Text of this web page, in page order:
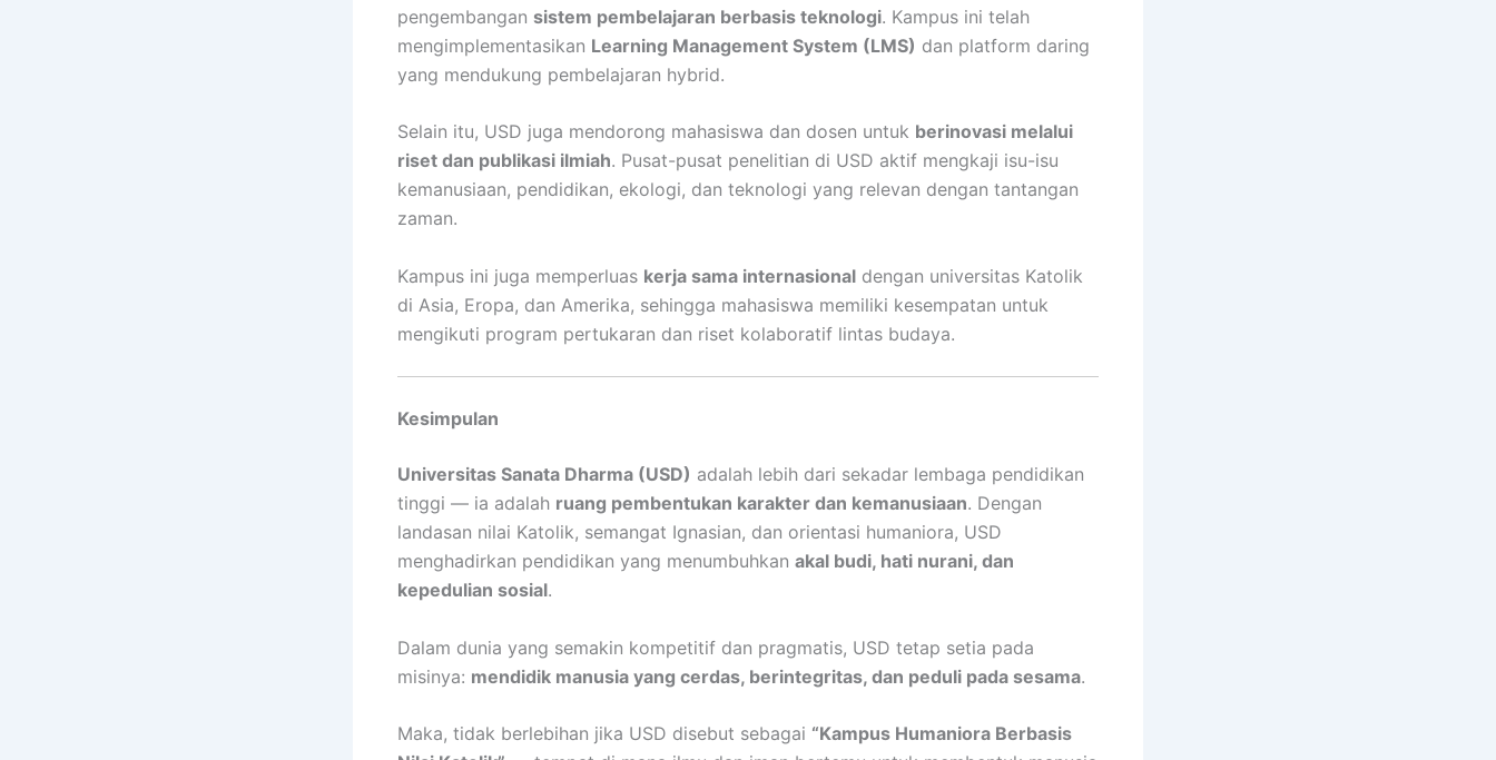
pengembangan sistem pembelajaran berbasis teknologi. Kampus ini telah
mengimplementasikan Learning Management System (LMS) dan platform daring
yang mendukung pembelajaran hybrid.
Selain itu, USD juga mendorong mahasiswa dan dosen untuk berinovasi melalui
riset dan publikasi ilmiah. Pusat-pusat penelitian di USD aktif mengkaji isu-isu
kemanusiaan, pendidikan, ekologi, dan teknologi yang relevan dengan tantangan
zaman.
Kampus ini juga memperluas kerja sama internasional dengan universitas Katolik
di Asia, Eropa, dan Amerika, sehingga mahasiswa memiliki kesempatan untuk
mengikuti program pertukaran dan riset kolaboratif lintas budaya.
Kesimpulan
Universitas Sanata Dharma (USD) adalah lebih dari sekadar lembaga pendidikan
tinggi — ia adalah ruang pembentukan karakter dan kemanusiaan. Dengan
landasan nilai Katolik, semangat Ignasian, dan orientasi humaniora, USD
menghadirkan pendidikan yang menumbuhkan akal budi, hati nurani, dan
kepedulian sosial.
Dalam dunia yang semakin kompetitif dan pragmatis, USD tetap setia pada
misinya: mendidik manusia yang cerdas, berintegritas, dan peduli pada sesama.
Maka, tidak berlebihan jika USD disebut sebagai “Kampus Humaniora Berbasis